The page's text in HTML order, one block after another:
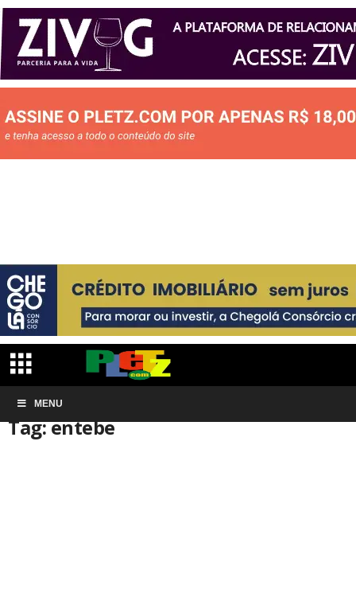
MENU
Início Tags
Tag: entebe